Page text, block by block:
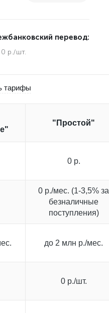
перевод:
0 р./шт.
тарифы
"Простой"
0 р.
0 р./мес. (1-3,5% за
безналичные
поступления)
до 2 млн р./мес.
0 р./шт.